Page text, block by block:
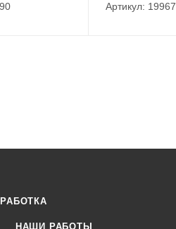
Артикул: 19967
НАШИ РАБОТЫ